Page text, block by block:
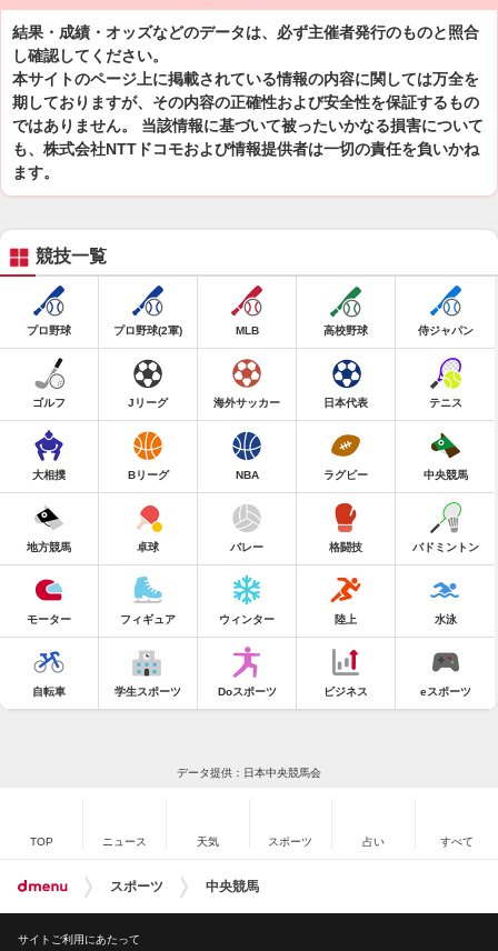
結果・成績・オッズなどのデータは、必ず主催者発行のものと照合
し確認してください。
本サイトのページ上に掲載されている情報の内容に関しては万全を
期しておりますが、その内容の正確性および安全性を保証するもの
ではありません。 当該情報に基づいて被ったいかなる損害について
も、株式会社NTTドコモおよび情報提供者は一切の責任を負いかね
ます。
競技一覧
プロ野球 プロ野球(2軍) MLB 高校野球 侍ジャパン
ゴルフ Jリーグ 海外サッカー 日本代表 テニス
大相撲 Bリーグ NBA ラグビー 中央競馬
地方競馬 卓球 バレー 格闘技 バドミントン
モーター フィギュア ウィンター 陸上 水泳
自転車 学生スポーツ Doスポーツ ビジネス eスポーツ
データ提供：日本中央競馬会
TOP ニュース 天気 スポーツ 占い すべて
スポーツ 中央競馬
サイトご利用にあたって